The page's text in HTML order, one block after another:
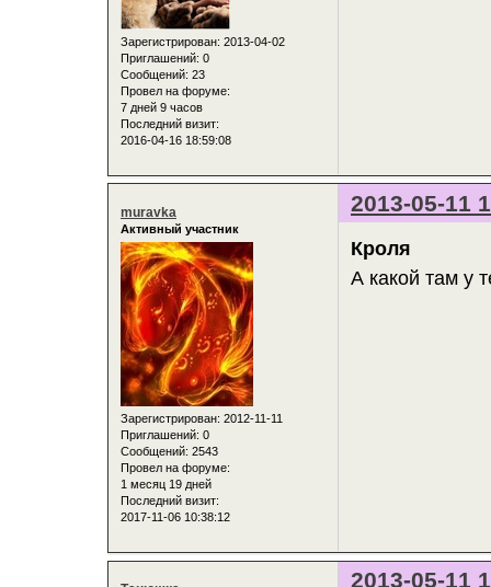
Зарегистрирован: 2013-04-02
Приглашений: 0
Сообщений: 23
Провел на форуме:
7 дней 9 часов
Последний визит:
2016-04-16 18:59:08
2013-05-11
muravka
Активный участник
Зарегистрирован: 2012-11-11
Приглашений: 0
Сообщений: 2543
Провел на форуме:
1 месяц 19 дней
Последний визит:
2017-11-06 10:38:12
Кроля
А какой там у
2013-05-11